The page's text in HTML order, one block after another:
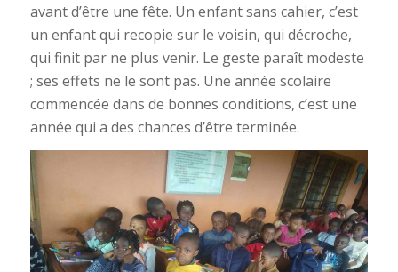
avant d’être une fête. Un enfant sans cahier, c’est
un enfant qui recopie sur le voisin, qui décroche,
qui finit par ne plus venir. Le geste paraît modeste
; ses effets ne le sont pas. Une année scolaire
commencée dans de bonnes conditions, c’est une
année qui a des chances d’être terminée.